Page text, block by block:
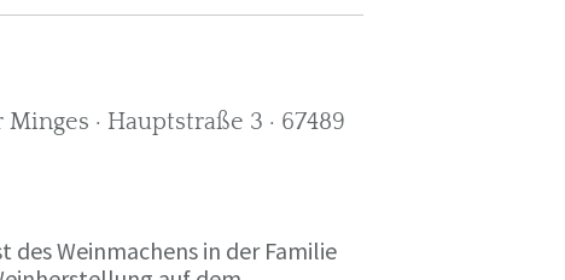
· Hauptstraße 3 · 67489
Weinmachens in der Familie